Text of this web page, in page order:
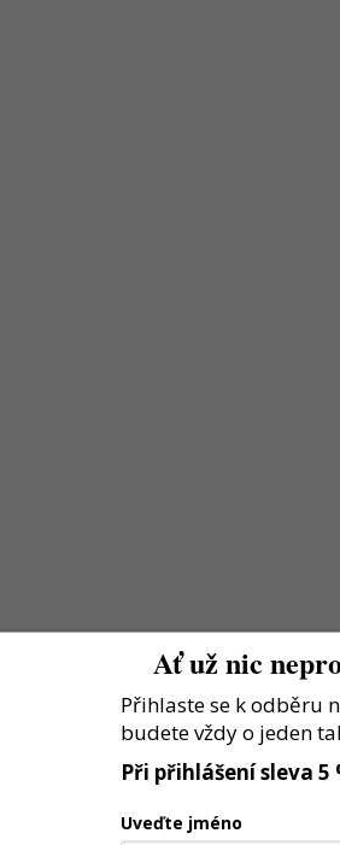
Ať už nic
Přihlaste se k odběru
budete vždy o jeden
Při přihlášení sleva 5
Uveďte jméno